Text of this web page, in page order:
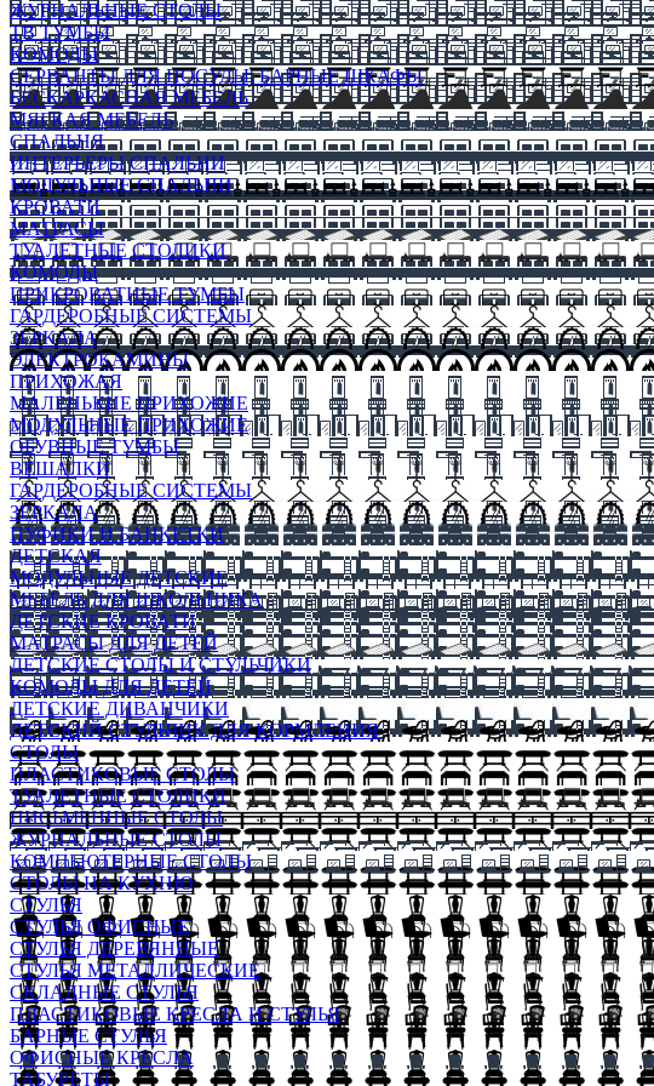
ЖУРНАЛЬНЫЕ СТОЛЫ
ТВ ТУМБЫ
КОМОДЫ
СЕРВАНТЫ ДЛЯ ПОСУДЫ, БАРНЫЕ ШКАФЫ
БЕСКАРКАСНАЯ МЕБЕЛЬ
МЯГКАЯ МЕБЕЛЬ
СПАЛЬНЯ
ИНТЕРЬЕРЫ СПАЛЬНИ
МОДУЛЬНЫЕ СПАЛЬНИ
КРОВАТИ
МАТРАСЫ
ТУАЛЕТНЫЕ СТОЛИКИ
КОМОДЫ
ПРИКРОВАТНЫЕ ТУМБЫ
ГАРДЕРОБНЫЕ СИСТЕМЫ
ЗЕРКАЛА
ЭЛЕКТРОКАМИНЫ
ПРИХОЖАЯ
МАЛЕНЬКИЕ ПРИХОЖИЕ
МОДУЛЬНЫЕ ПРИХОЖИЕ
ОБУВНЫЕ ТУМБЫ
ВЕШАЛКИ
ГАРДЕРОБНЫЕ СИСТЕМЫ
ЗЕРКАЛА
ПУФИКИ И БАНКЕТКИ
ДЕТСКАЯ
МОДУЛЬНЫЕ ДЕТСКИЕ
МЕБЕЛЬ ДЛЯ ШКОЛЬНИКА
ДЕТСКИЕ КРОВАТИ
МАТРАСЫ ДЛЯ ДЕТЕЙ
ДЕТСКИЕ СТОЛЫ И СТУЛЬЧИКИ
КОМОДЫ ДЛЯ ДЕТЕЙ
ДЕТСКИЕ ДИВАНЧИКИ
ДЕТСКИЙ СТУЛЬЧИК ДЛЯ КОРМЛЕНИЯ
СТОЛЫ
ПЛАСТИКОВЫЕ СТОЛЫ
ТУАЛЕТНЫЕ СТОЛИКИ
ПИСЬМЕННЫЕ СТОЛЫ
ЖУРНАЛЬНЫЕ СТОЛЫ
КОМПЬЮТЕРНЫЕ СТОЛЫ
СТОЛЫ НА КУХНЮ
СТУЛЬЯ
СТУЛЬЯ ОФИСНЫЕ
СТУЛЬЯ ДЕРЕВЯННЫЕ
СТУЛЬЯ МЕТАЛЛИЧЕСКИЕ
СКЛАДНЫЕ СТУЛЬЯ
ПЛАСТИКОВЫЕ КРЕСЛА И СТУЛЬЯ
БАРНЫЕ СТУЛЬЯ
ОФИСНЫЕ КРЕСЛА
ТАБУРЕТЫ